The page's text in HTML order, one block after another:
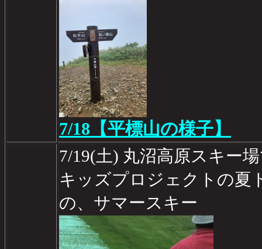
7/18【平標山の様子】
7/19(土) 丸沼高原スキー
キッズプロジェクトの夏
の、サマースキー